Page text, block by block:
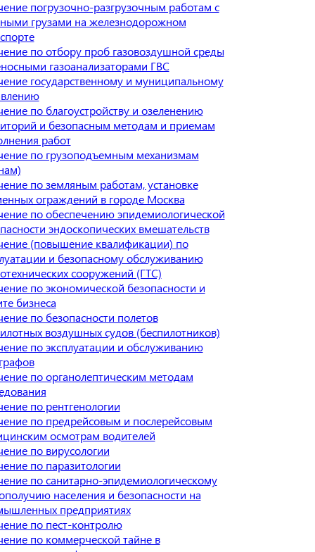
погрузочно-разгрузочным работам с
грузами на железнодорожном
по отбору проб газовоздушной среды
газоанализаторами ГВС
государственному и муниципальному
по благоустройству и озеленению
и безопасным методам и приемам
работ
по грузоподъемным механизмам
по земляным работам, установке
ограждений в городе Москва
по обеспечению эпидемиологической
эндоскопических вмешательств
(повышение квалификации) по
и безопасному обслуживанию
сооружений (ГТС)
по экономической безопасности и
бизнеса
по безопасности полетов
воздушных судов (беспилотников)
по эксплуатации и обслуживанию
по органолептическим методам
по рентгенологии
по предрейсовым и послерейсовым
осмотрам водителей
по вирусологии
по паразитологии
по санитарно-эпидемиологическому
населения и безопасности на
предприятиях
по пест-контролю
по коммерческой тайне в